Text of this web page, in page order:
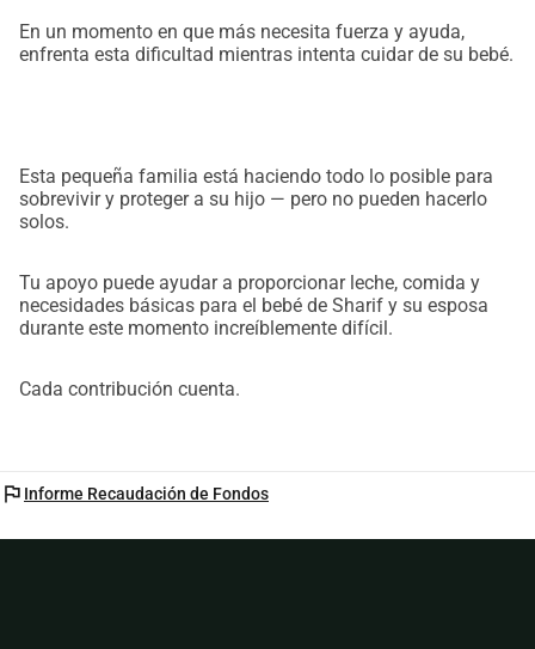
En un momento en que más necesita fuerza y ayuda,
enfrenta esta dificultad mientras intenta cuidar de su bebé.
Esta pequeña familia está haciendo todo lo posible para
sobrevivir y proteger a su hijo — pero no pueden hacerlo
solos.
Tu apoyo puede ayudar a proporcionar leche, comida y
necesidades básicas para el bebé de Sharif y su esposa
durante este momento increíblemente difícil.
Cada contribución cuenta.
flag Informe Recaudación de Fondos